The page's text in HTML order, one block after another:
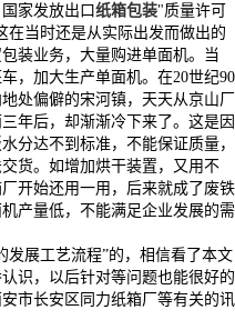
家发放出口纸箱包装"质量许可
在当时还是从实际出发而做出的
装业务，大量购进单面机。当
，加大生产单面机。在20世纪90
处偏僻的宋河镇，天天从京山厂
年后，却渐渐冷下来了。这是因
分达不到标准，不能保证质量，
货。如增加烘干装置，又用不
开始还用一用，后来就成了废铁
产量低，不能满足企业发展的需
发展工艺流程”的，相信看了本文
识，以后针对等问题也能很好的
市长安区同力纸箱厂等有关的讯